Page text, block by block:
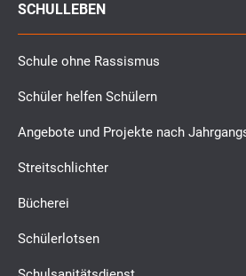
SCHULLEBEN
Schule ohne Rassismus
Schüler helfen Schülern
Angebote und Projekte nach
Streitschlichter
Bücherei
Schülerlotsen